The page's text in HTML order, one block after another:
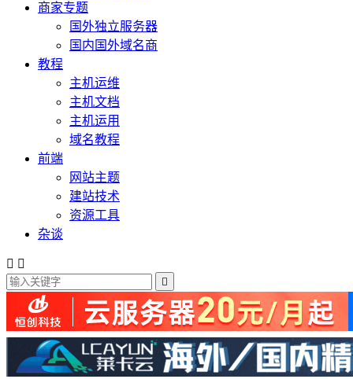
商家专题
国外独立服务器
国内国外域名商
教程
主机运维
主机文档
主机运用
域名教程
前端
网站主题
建站技术
资源工具
杂谈
 
